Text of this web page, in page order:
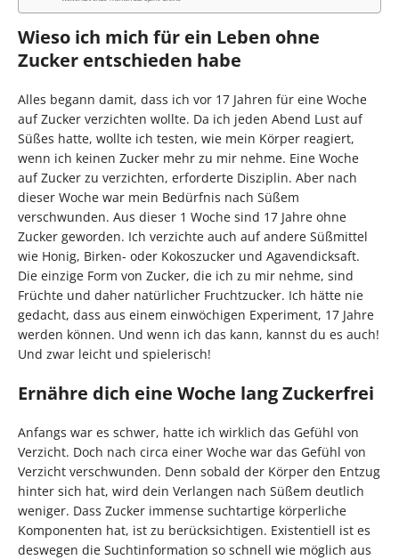
Wieso ich mich für ein Leben ohne
Zucker entschieden habe
Alles begann damit, dass ich vor 17 Jahren für eine Woche
auf Zucker verzichten wollte. Da ich jeden Abend Lust auf
Süßes hatte, wollte ich testen, wie mein Körper reagiert,
wenn ich keinen Zucker mehr zu mir nehme. Eine Woche
auf Zucker zu verzichten, erforderte Disziplin. Aber nach
dieser Woche war mein Bedürfnis nach Süßem
verschwunden. Aus dieser 1 Woche sind 17 Jahre ohne
Zucker geworden. Ich verzichte auch auf andere Süßmittel
wie Honig, Birken- oder Kokoszucker und Agavendicksaft.
Die einzige Form von Zucker, die ich zu mir nehme, sind
Früchte und daher natürlicher Fruchtzucker. Ich hätte nie
gedacht, dass aus einem einwöchigen Experiment, 17 Jahre
werden können. Und wenn ich das kann, kannst du es auch!
Und zwar leicht und spielerisch!
Ernähre dich eine Woche lang Zuckerfrei
Anfangs war es schwer, hatte ich wirklich das Gefühl von
Verzicht. Doch nach circa einer Woche war das Gefühl von
Verzicht verschwunden. Denn sobald der Körper den Entzug
hinter sich hat, wird dein Verlangen nach Süßem deutlich
weniger. Dass Zucker immense suchtartige körperliche
Komponenten hat, ist zu berücksichtigen. Existentiell ist es
deswegen die Suchtinformation so schnell wie möglich aus